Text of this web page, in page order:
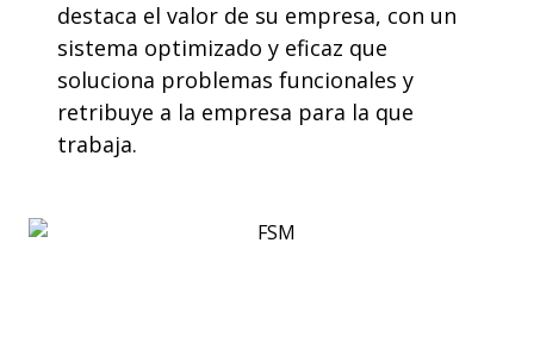
destaca el valor de su empresa, con un
sistema optimizado y eficaz que
soluciona problemas funcionales y
retribuye a la empresa para la que
trabaja.